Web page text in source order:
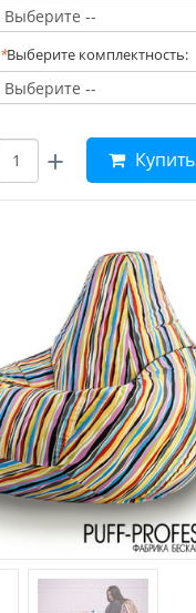
*Выберите комплектность:
+ Купить